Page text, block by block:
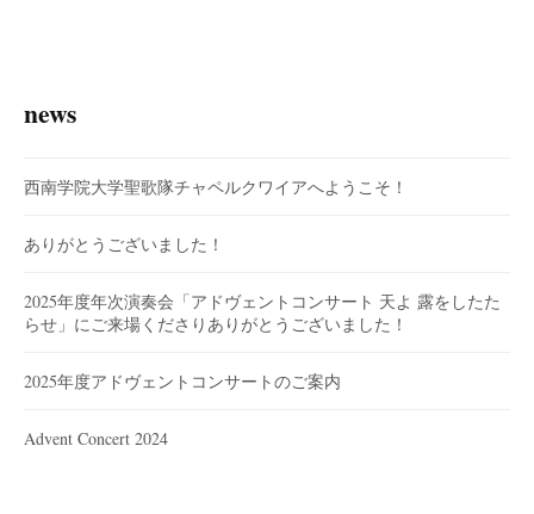
news
西南学院大学聖歌隊チャペルクワイアへようこそ！
ありがとうございました！
2025年度年次演奏会「アドヴェントコンサート 天よ 露をしたた
らせ」にご来場くださりありがとうございました！
2025年度アドヴェントコンサートのご案内
Advent Concert 2024